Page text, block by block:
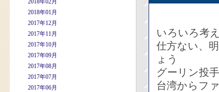
2018年02月
2018年01月
2017年12月
2017年11月
2017年10月
2017年09月
2017年08月
2017年07月
2017年06月
いろいろ考
仕方ない、
ょう
グーリン投
台湾からフ